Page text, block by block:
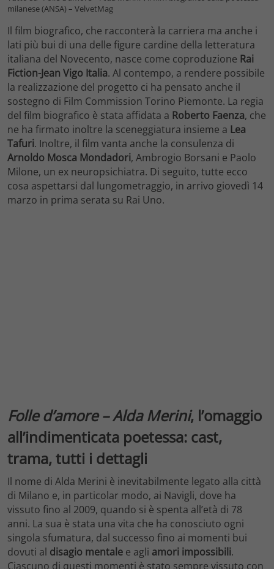
milanese (ANSA) – VelvetMag
Il film biografico, che racconterà la carriera ma anche i
lati più bui di una delle figure cardine della letteratura
italiana del Novecento, nasce come coproduzione Rai
Fiction-Jean Vigo Italia. Al contempo, a rendere possibile
la realizzazione del progetto ci ha pensato anche il
sostegno di Film Commission Torino Piemonte. La regia
del film biografico è stata affidata a Roberto Faenza, che
ne ha firmato inoltre la sceneggiatura insieme a Lea
Tafuri. Inoltre, il film vanta anche la consulenza di
Arnoldo Mosca Mondadori, Ambrogio Borsani e Paolo
Milone, un ex neuropsichiatra. Di seguito, tutte ecco
cosa aspettarsi dal lungometraggio, in arrivo giovedì 14
marzo in prima serata su Rai Uno.
Folle d’amore – Alda Merini, l’omaggio
all’indimenticata poetessa: cast,
trama, tutti i dettagli
Il nome di Alda Merini è inevitabilmente legato alla città
di Milano e, in particolar modo, ai Navigli, dove ha
vissuto fino al 2009, quando si è spenta all’età di 78
anni. La sua è stata una vita che ha conosciuto ogni
singola sfumatura, dal successo fino ai momenti bui
dovuti al disagio mentale e agli amori impossibili.
Ciascuno di questi momenti è stato sempre vissuto con